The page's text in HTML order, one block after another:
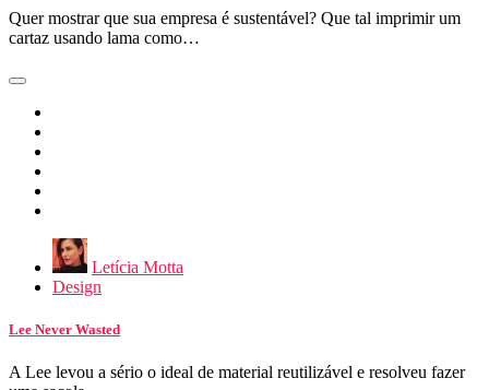
Quer mostrar que sua empresa é sustentável? Que tal imprimir um
cartaz usando lama como…
Letícia Motta
Design
Lee Never Wasted
A Lee levou a sério o ideal de material reutilizável e resolveu fazer